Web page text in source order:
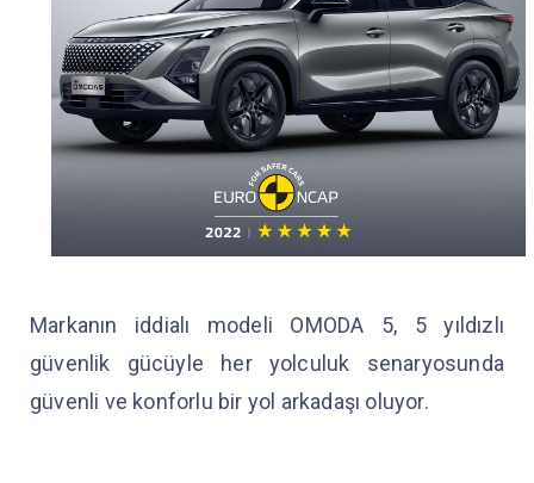
Markanın iddialı modeli OMODA 5, 5 yıldızlı
güvenlik gücüyle her yolculuk senaryosunda
güvenli ve konforlu bir yol arkadaşı oluyor.